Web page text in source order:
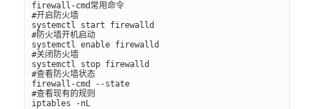
firewall-cmd常用命令
#开启防火墙
systemctl start firewalld
#防火墙开机启动
systemctl enable firewalld
#关闭防火墙
systemctl stop firewalld
#查看防火墙状态
firewall-cmd --state
#查看现有的规则
iptables -nL